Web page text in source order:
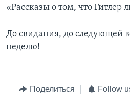
«Рассказы о том, что Гитлер
До свидания, до следующей
неделю!
Поделиться Follow